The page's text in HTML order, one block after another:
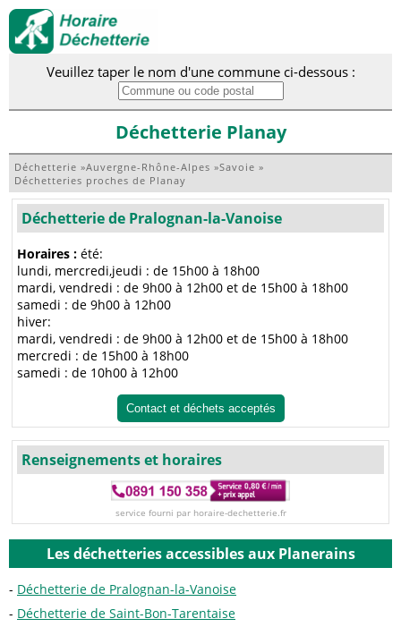
Veuillez taper le nom d'une commune ci-dessous :
Déchetterie Planay
Déchetterie »Auvergne-Rhône-Alpes »Savoie »
Déchetteries proches de Planay
Déchetterie de Pralognan-la-Vanoise
Horaires : été:
lundi, mercredi,jeudi : de 15h00 à 18h00
mardi, vendredi : de 9h00 à 12h00 et de 15h00 à 18h00
samedi : de 9h00 à 12h00
hiver:
mardi, vendredi : de 9h00 à 12h00 et de 15h00 à 18h00
mercredi : de 15h00 à 18h00
samedi : de 10h00 à 12h00
Contact et déchets acceptés
Renseignements et horaires
service fourni par horaire-dechetterie.fr
Les déchetteries accessibles aux Planerains
Déchetterie de Pralognan-la-Vanoise
Déchetterie de Saint-Bon-Tarentaise